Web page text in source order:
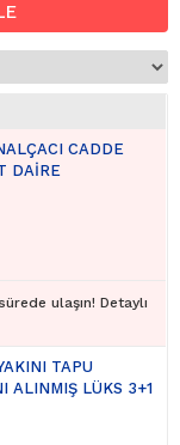
CADDE
DAİRE
ulaşın! Detaylı
TAPU
ALINMIŞ LÜKS 3+1